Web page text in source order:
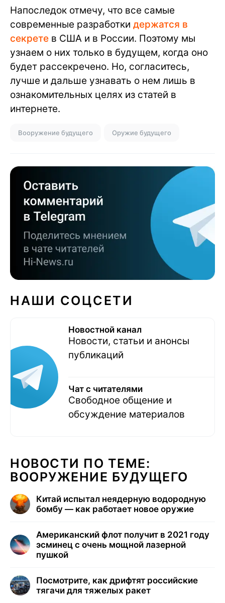
Напоследок отмечу, что все самые
современные разработки держатся в
секрете в США и в России. Поэтому мы
узнаем о них только в будущем, когда оно
будет рассекречено. Но, согласитесь,
лучше и дальше узнавать о нем лишь в
ознакомительных целях из статей в
интернете.
Вооружение будущего Оружие будущего
НАШИ СОЦСЕТИ
Новостной канал
Новости, статьи и анонсы
публикаций
Чат с читателями
Свободное общение и
обсуждение материалов
НОВОСТИ ПО ТЕМЕ:
ВООРУЖЕНИЕ БУДУЩЕГО
Китай испытал неядерную водородную
бомбу — как работает новое оружие
Американский флот получит в 2021 году
эсминец с очень мощной лазерной
пушкой
Посмотрите, как дрифтят российские
тягачи для тяжелых ракет